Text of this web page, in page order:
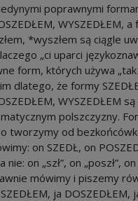
poprawnymi
WYSZEDŁEM,
*wyszłem są ciągle
„ci uparci
form, których używa „tak
dlatego, że formy
WYSZEDŁEM
polszczyzny.
tworzymy od
on SZEDŁ, on
nie: on „szł”, on „poszł”, on
mówimy i piszemy
ja DOSZEDŁEM,